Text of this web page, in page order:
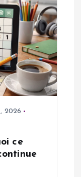
2026
ce